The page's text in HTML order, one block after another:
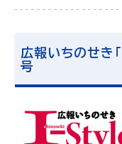
広報いちのせ
号